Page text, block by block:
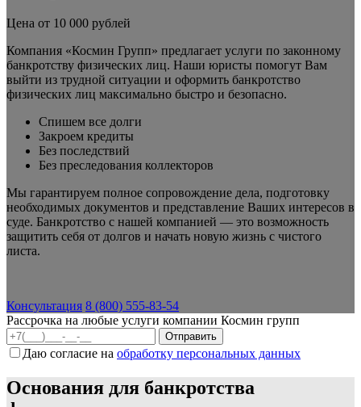
Цена от 10 000 рублей
Компания «Космин Групп» предлагает услуги по законному
банкротству физических лиц. Наши юристы помогут Вам
выйти из трудной ситуации и оформить банкротство
физических лиц максимально быстро и безопасно.
Спишем все долги
Закроем кредиты
Без последствий
Без преследования коллекторов
Мы гарантируем полное сопровождение дела, подготовку
необходимых документов и представление Ваших интересов в
суде. Банкротство с нашей компанией — это возможность
защитить себя от долгов и начать новую жизнь с чистого
листа.
Консультация 8 (800) 555-83-54
Рассрочка на любые услуги компании Космин групп
Даю согласие на обработку персональных данных
Основания для банкротства